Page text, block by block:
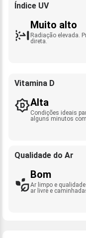
Índice UV
Muito alto
Radiação elevada.
direta.
Vitamina D
Alta
Condições ideais
alguns minutos
Qualidade do Ar
Bom
Ar limpo e
ar livre e